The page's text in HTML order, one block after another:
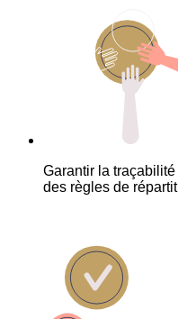
Garantir la
des règles de